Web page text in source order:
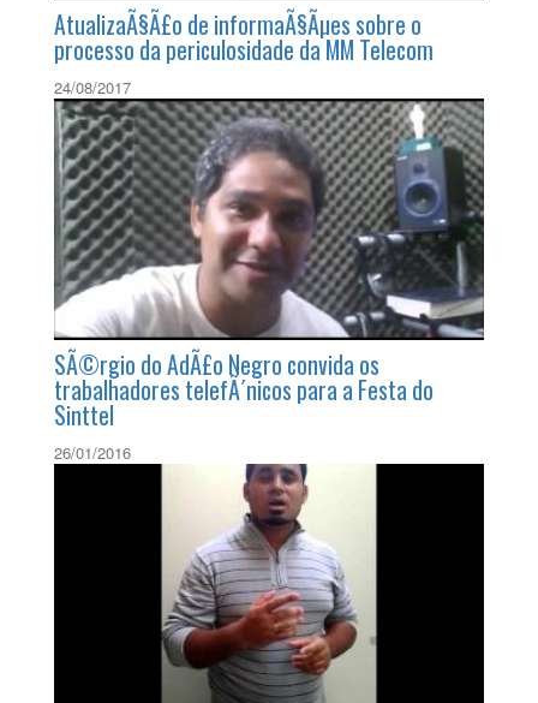
AtualizaÃ§Ã£o de informaÃ§Ãµes sobre o
processo da periculosidade da MM Telecom
24/08/2017
SÃ©rgio do AdÃ£o Negro convida os
trabalhadores telefÃ´nicos para a Festa do